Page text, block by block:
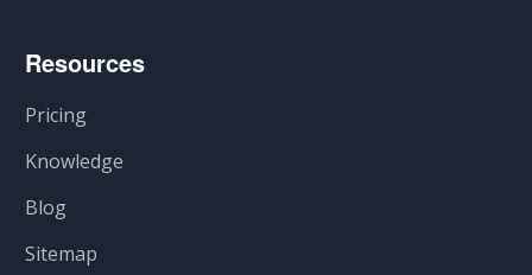
Resources
Pricing
Knowledge
Blog
Sitemap